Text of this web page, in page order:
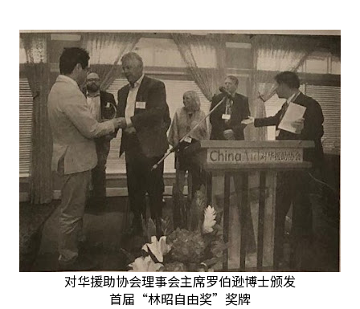
对华援助协会理事会主席罗伯逊博士颁发
首届“林昭自由奖”奖牌